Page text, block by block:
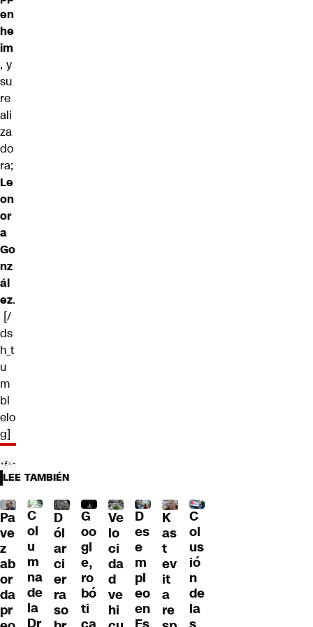
en
he
im
, y
su
re
ali
za
do
ra;
Le
on
or
a
Go
nz
ál
ez.
[/
ds
h_t
u
m
bl
elo
g]
LEE TAMBIÉN
Pa
ve
z
ab
or
da
pr
C
ol
u
m
na
de
la
D
ól
ar
ci
er
ra
so
G
oo
gl
e,
ro
bó
ti
Ve
lo
ci
da
d
ve
hi
D
es
e
m
pl
eo
en
K
as
t
ev
it
a
re
C
ol
us
ió
n
de
la